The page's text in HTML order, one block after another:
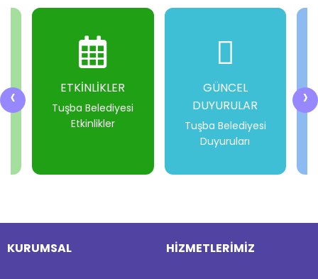
‹ ›
ETKİNLİKLER
Tuşba Belediyesi
Etkinlikler
GÜNCEL
DUYURULAR
Tuşba Belediyesi
Duyuruları
-
KURUMSAL HİZMETLERİMİZ